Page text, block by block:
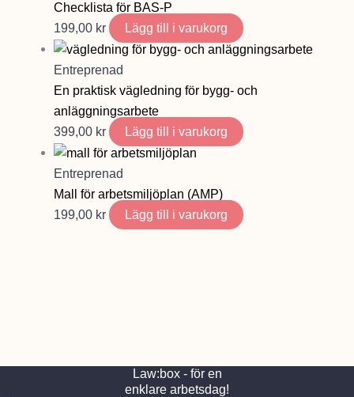
Checklista för BAS-P
199,00 kr Lägg till i varukorg
Entreprenad
En praktisk vägledning för bygg- och
anläggningsarbete
399,00 kr Lägg till i varukorg
Entreprenad
Mall för arbetsmiljöplan (AMP)
199,00 kr Lägg till i varukorg
Law:box - för en
enklare arbetsdag!